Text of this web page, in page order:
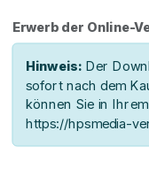
Erwerb der Online-
Hinweis: Der
sofort nach dem
können Sie in
https://hpsmedia-